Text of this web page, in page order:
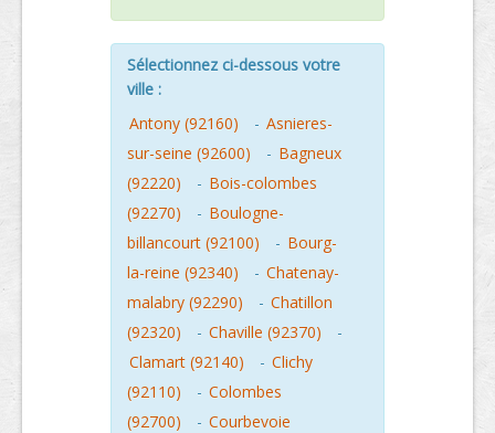
Sélectionnez ci-dessous votre
ville :
Antony (92160)
- Asnieres-
sur-seine (92600)
- Bagneux
(92220)
- Bois-colombes
(92270)
- Boulogne-
billancourt (92100)
- Bourg-
la-reine (92340)
- Chatenay-
malabry (92290)
- Chatillon
(92320)
- Chaville (92370)
-
Clamart (92140)
- Clichy
(92110)
- Colombes
(92700)
- Courbevoie